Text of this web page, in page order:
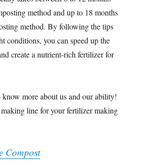
method and up to 18 months
method. By following the tips
conditions, you can speed up the
create a nutrient-rich fertilizer for
more about us and our ability!
line for your fertilizer making
Compost